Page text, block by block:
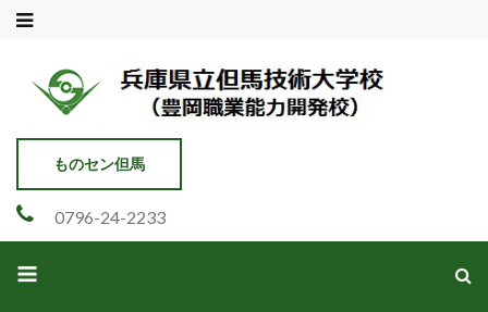
兵庫県立但馬技術大学校
豊岡市職業能力開発校
ものセン但馬
0796-24-2233